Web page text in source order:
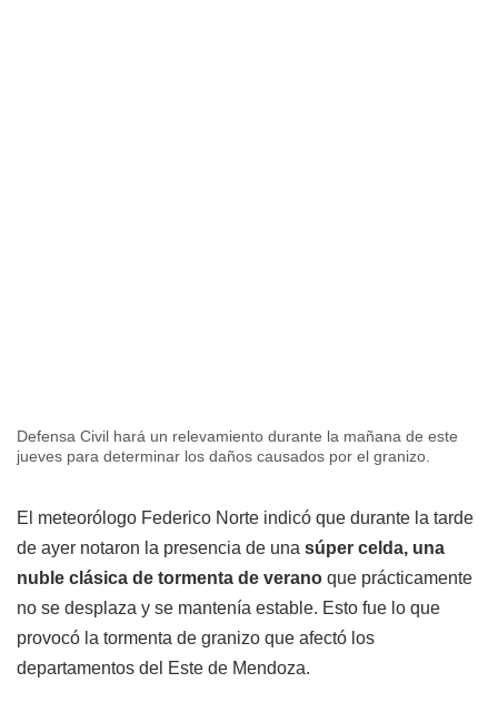
Defensa Civil hará un relevamiento durante la mañana de este
jueves para determinar los daños causados por el granizo.
El meteorólogo Federico Norte indicó que durante la tarde
de ayer notaron la presencia de una súper celda, una
nuble clásica de tormenta de verano que prácticamente
no se desplaza y se mantenía estable. Esto fue lo que
provocó la tormenta de granizo que afectó los
departamentos del Este de Mendoza.